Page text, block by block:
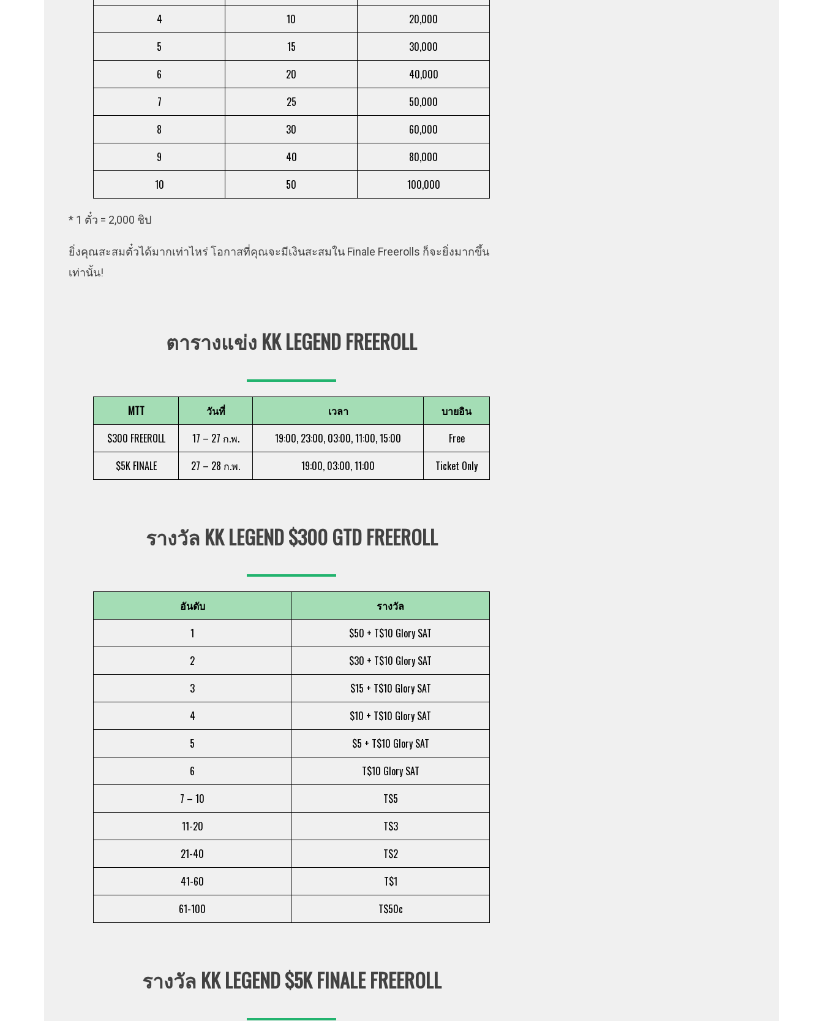
4
10
20,000
5
15
30,000
6
20
40,000
7
25
50,000
8
30
60,000
9
40
80,000
10
50 100,000
* 1 ตั๋ว = 2,000 ชิป
ยิ่งคุณสะสมตั๋วได้มากเท่าไหร่ โอกาสที่คุณจะมีเงินสะสมใน Finale Freerolls ก็จะยิ่งมากขึ้น
เท่านั้น!
ตารางแข่ง KK LEGEND FREEROLL
MTT วันที่ เวลา
บายอิน
$300 FREEROLL
17 – 27 ก.พ. 19:00, 23:00, 03:00, 11:00, 15:00
Free
$5K FINALE
27 – 28 ก.พ. 19:00, 03:00, 11:00 Ticket Only
รางวัล KK LEGEND $300 GTD FREEROLL
อันดับ
รางวัล
1
$50 + T$10 Glory SAT
2
$30 + T$10 Glory SAT
3
$15 + T$10 Glory SAT
4
$10 + T$10 Glory SAT
5
$5 + T$10 Glory SAT
6
T$10 Glory SAT
7 – 10
T$5
11-20
T$3
21-40
T$2
41-60
T$1
61-100
T$50c
รางวัล KK LEGEND $5K FINALE FREEROLL